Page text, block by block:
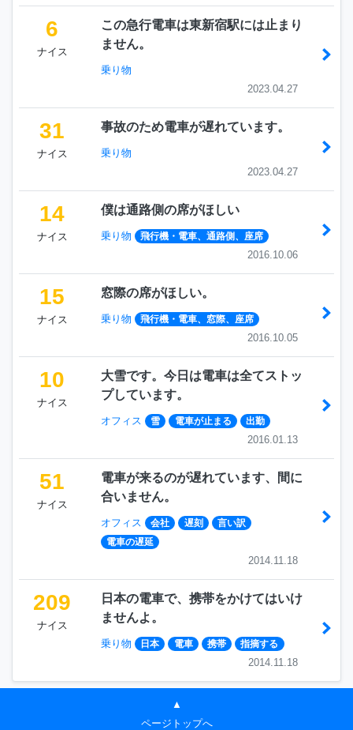
6
ナイス
この急行電車は東新宿駅には止まり
ません。
乗り物
2023.04.27
31
ナイス
事故のため電車が遅れています。
乗り物
2023.04.27
14
ナイス
僕は通路側の席がほしい
乗り物 飛行機・電車、通路側、座席
2016.10.06
15
ナイス
窓際の席がほしい。
乗り物 飛行機・電車、窓際、座席
2016.10.05
10
ナイス
大雪です。今日は電車は全てストッ
プしています。
オフィス 雪 電車が止まる 出勤
2016.01.13
51
ナイス
電車が来るのが遅れています、間に
合いません。
オフィス 会社 遅刻
言い訳
電車の遅延
2014.11.18
209
ナイス
日本の電車で、携帯をかけてはいけ
ませんよ。
乗り物 日本 電車 携帯 指摘する
2014.11.18
▲
ページトップへ